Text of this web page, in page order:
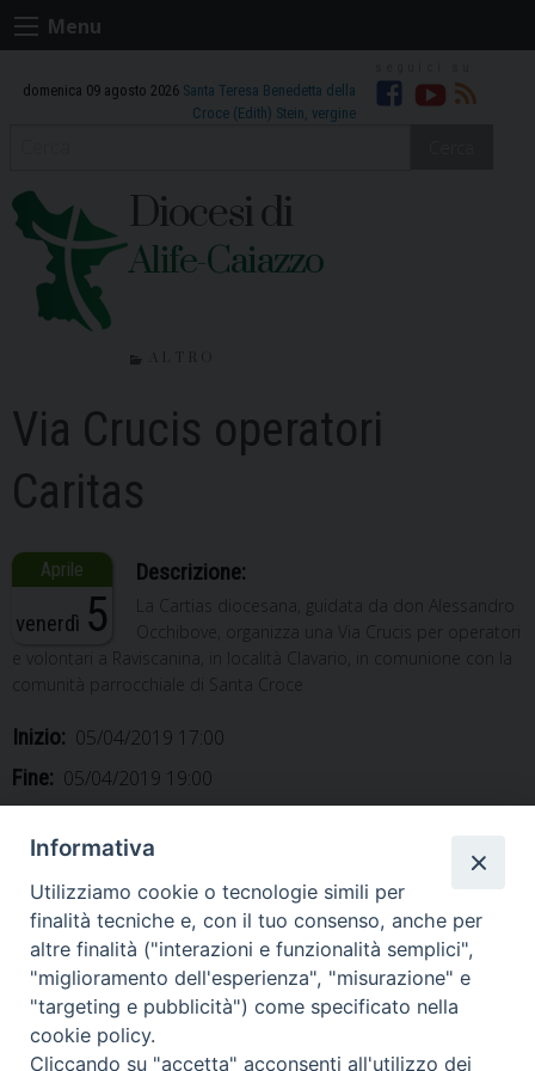
Skip
to
Menu
domenica 09 agosto 2026 Santa Teresa Benedetta della
Croce (Edith) Stein, vergine
Facebook
Youtube
RSS
Diocesi di
Alife-Caiazzo
Via Crucis operatori
Caritas
venerdì 5
Descrizione:
La Cartias diocesana, guidata da don Alessandro
Occhibove, organizza una Via Crucis per operatori
e volontari a Raviscanina, in località Clavario, in comunione con la
comunità parrocchiale di Santa Croce
Inizio: 05/04/2019 17:00
Fine: 05/04/2019 19:00
Festa dell’Annunciazione a
Liberi
Messa Crismale in Cattedrale
Informativa
Utilizziamo cookie o tecnologie simili per
finalità tecniche e, con il tuo consenso, anche per
altre finalità ("interazioni e funzionalità semplici",
"miglioramento dell'esperienza", "misurazione" e
"targeting e pubblicità") come specificato nella
cookie policy.
Cliccando su "accetta" acconsenti all'utilizzo dei